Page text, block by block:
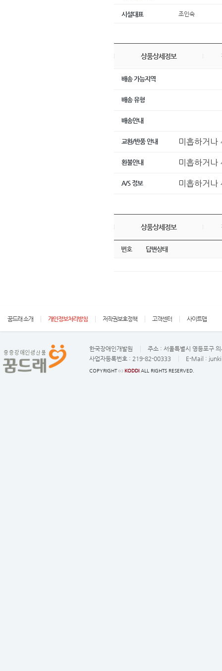
시설대표 조인숙
상품상세정보
배송 가능지역
배송 유형
배송안내
교환/반품 안내 미흡하거
환불안내 미흡하거
A/S 정보 미흡하거
상품상세정보
번호 답변상태
꿈드래 소개 개인정보처리방침 저작권보호정책 고객센터 사이트맵
한국장애인개발원 주소 : 서울특별시 영등포구
사업자등록번호 : 219-82-00333 E-Mail :
COPYRIGHT ⓒ KODDI ALL RIGHTS RESERVED.